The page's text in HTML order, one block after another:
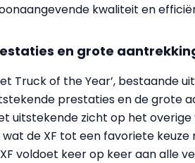
kwaliteit en
en grote
Truck of the Year’, bestaande
prestaties en de grote
uitstekende zicht op het
wat de XF tot een favoriete
voldoet keer op keer aan alle